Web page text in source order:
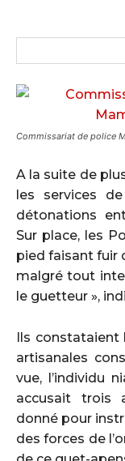
Commissariat de police
A la suite de
les services
détonations
Sur place, les
pied faisant fuir
malgré tout
le guetteur »,
Ils constataient
artisanales
vue, l’individu
accusait trois
donné pour
des forces de